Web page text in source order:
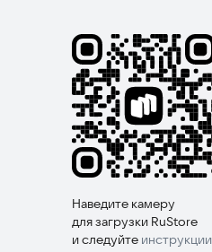
Наведите камеру
для загрузки RuStore
и следуйте инструкции